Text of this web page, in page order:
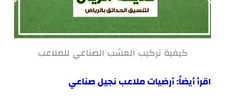
كيفية تركيب العشب الصناعي للملاعب
اقرأ أيضاً:أرضيات ملاعب نجيل صناعي